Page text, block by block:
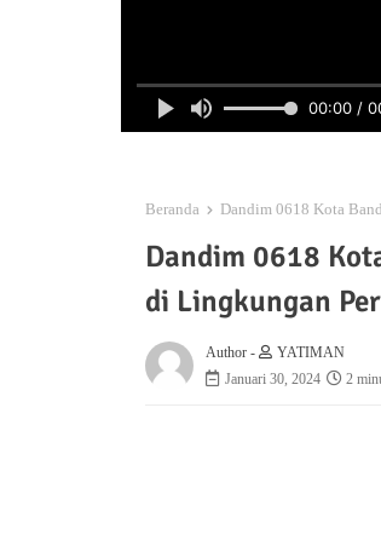
00:00 /
Beranda Dandim 0618 Kota
Dandim 0618
di Lingkungan
Author -
YATIMAN
Januari 30, 2024
2